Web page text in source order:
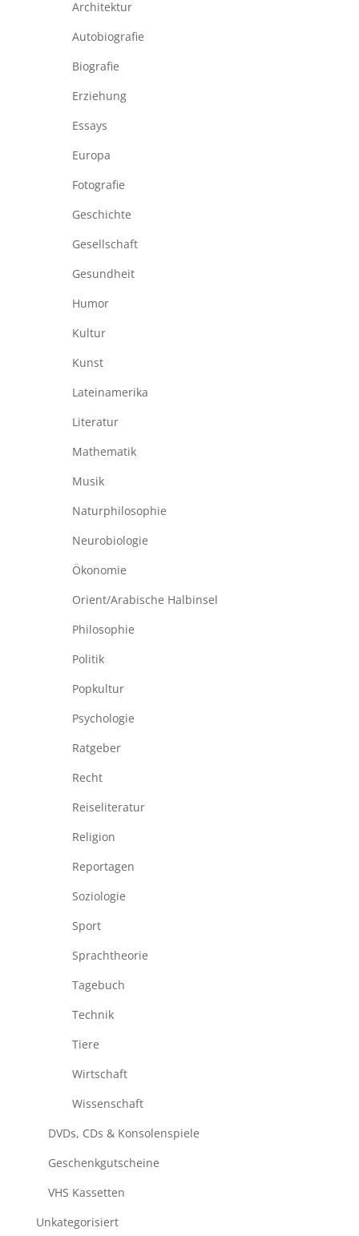
Architektur
Autobiografie
Biografie
Erziehung
Essays
Europa
Fotografie
Geschichte
Gesellschaft
Gesundheit
Humor
Kultur
Kunst
Lateinamerika
Literatur
Mathematik
Musik
Naturphilosophie
Neurobiologie
Ökonomie
Orient/Arabische Halbinsel
Philosophie
Politik
Popkultur
Psychologie
Ratgeber
Recht
Reiseliteratur
Religion
Reportagen
Soziologie
Sport
Sprachtheorie
Tagebuch
Technik
Tiere
Wirtschaft
Wissenschaft
DVDs, CDs & Konsolenspiele
Geschenkgutscheine
VHS Kassetten
Unkategorisiert